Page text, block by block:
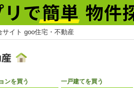
イト goo住宅・不動産
ンを買う 一戸建てを買う